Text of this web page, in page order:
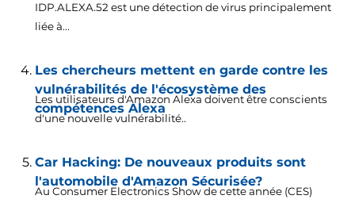
IDP.ALEXA.52 est une détection de virus principalement
liée à...
Les chercheurs mettent en garde contre les
vulnérabilités de l'écosystème des
compétences Alexa
Les utilisateurs d'Amazon Alexa doivent être conscients
d'une nouvelle vulnérabilité..
Car Hacking: De nouveaux produits sont
l'automobile d'Amazon Sécurisée?
Au Consumer Electronics Show de cette année (CES)